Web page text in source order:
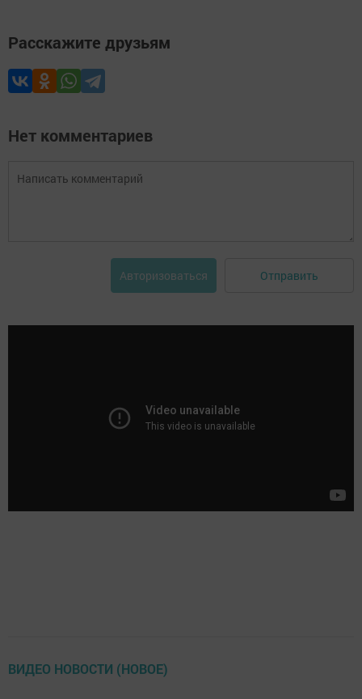
Расскажите друзьям
Нет комментариев
Авторизоваться Отправить
ВИДЕО НОВОСТИ (НОВОЕ)